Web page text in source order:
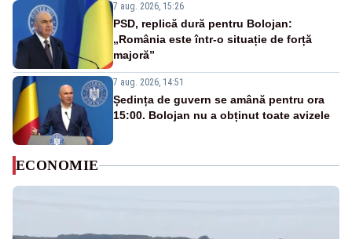
7 aug. 2026, 15:26
PSD, replică dură pentru Bolojan:
„România este într-o situație de forță
majoră”
7 aug. 2026, 14:51
Ședința de guvern se amână pentru ora
15:00. Bolojan nu a obținut toate avizele
ECONOMIE